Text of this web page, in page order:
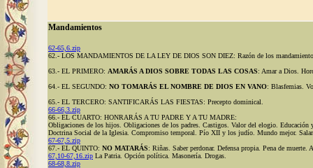
Mandamientos
62-65,6.zip
62.- LOS MANDAMIENTOS DE LA LEY DE DIOS SON DIEZ: Razón de los
63.- EL PRIMERO: AMARÁS A DIOS SOBRE TODAS LAS COSAS: Amar a Dios.
64.- EL SEGUNDO: NO TOMARÁS EL NOMBRE DE DIOS EN VANO: Blasfemias.
65.- EL TERCERO: SANTIFICARÁS LAS FIESTAS: Precepto dominical.
66-66,3.zip
66.- EL CUARTO: HONRARÁS A TU PADRE Y A TU MADRE:
Obligaciones de los hijos. Obligaciones de los padres. Castigos. Valor del elogio.
Doctrina Social de la Iglesia. Compromiso temporal. Pío XII y los judío. Mundo mejor.
67-67,5.zip
67.- EL QUINTO: NO MATARÁS: Riñas. Saber perdonar. Defensa propia. Pena de muerte.
67,10-67,16.zip La Patria. Opción política. Masonería. Drogas.
68-68,8.zip